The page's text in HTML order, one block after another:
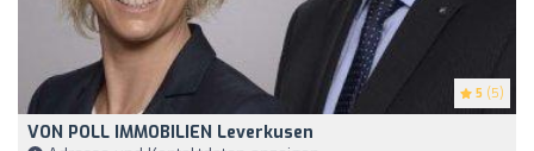
5 (5)
VON POLL IMMOBILIEN Leverkusen